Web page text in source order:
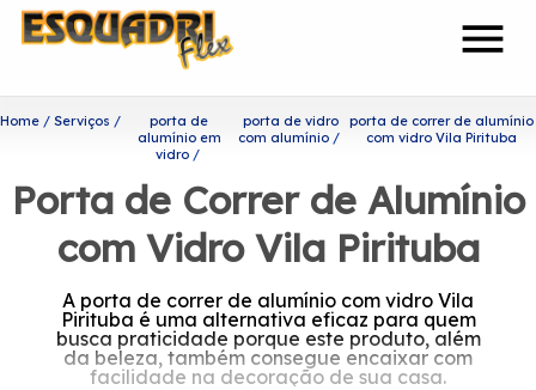
menu
Home Serviços
porta de
alumínio em
vidro
porta de vidro
com alumínio
porta de correr de alumínio
com vidro Vila Pirituba
Porta de Correr de Alumínio
com Vidro Vila Pirituba
A porta de correr de alumínio com vidro Vila
Pirituba é uma alternativa eficaz para quem
busca praticidade porque este produto, além
da beleza, também consegue encaixar com
facilidade na decoração de sua casa.